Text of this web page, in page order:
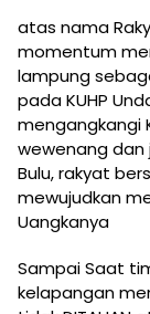
atas nama
momentum
lampung
pada KUHP
mengangkangi
wewenang
Bulu, rakyat
mewujudkan
Uangkanya
Sampai Saat
kelapangan